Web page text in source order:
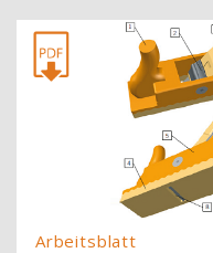
[Cocoon] About (Text